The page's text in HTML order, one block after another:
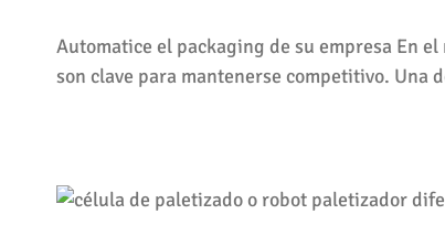
Automatice el packaging de su empresa En
son clave para mantenerse competitivo. Una